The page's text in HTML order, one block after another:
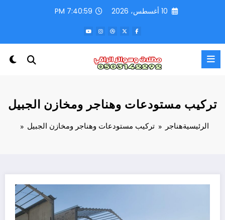
10 أغسطس، 2026 7:41:02 PM
تركيب مستودعات وهناجر ومخازن الجبيل
الرئيسيةهناجر تركيب مستودعات وهناجر ومخازن الجبيل